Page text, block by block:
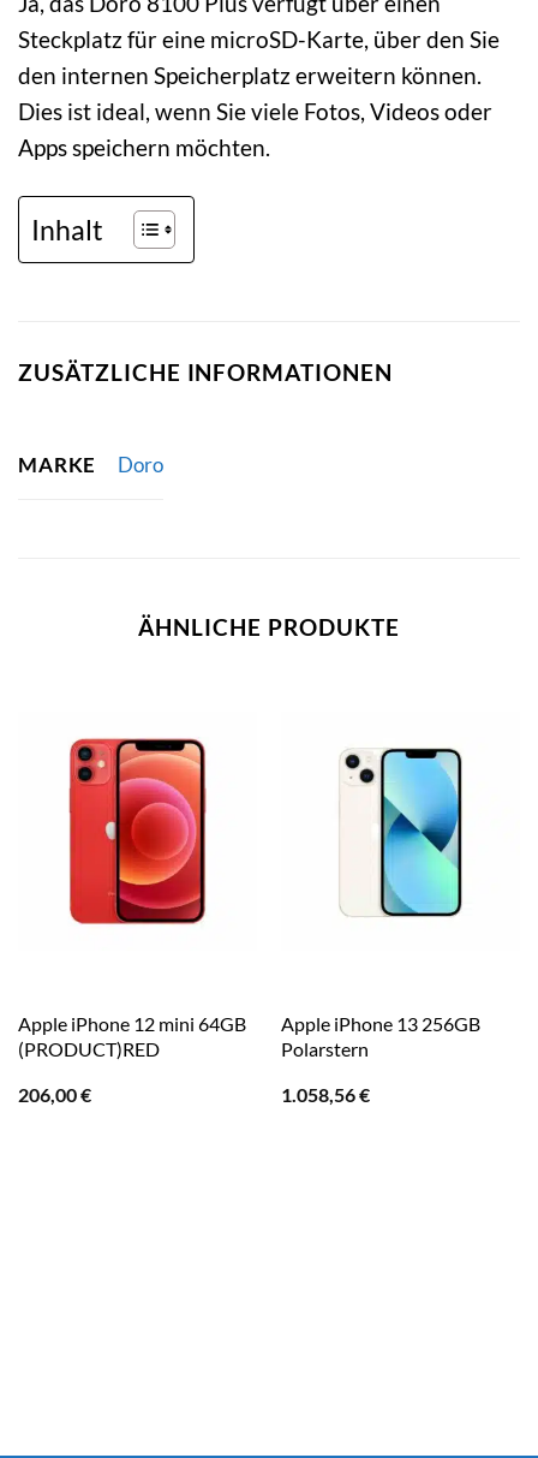
Steckplatz für eine microSD-Karte, über den Sie
den internen Speicherplatz erweitern können.
Dies ist ideal, wenn Sie viele Fotos, Videos oder
Apps speichern möchten.
Inhalt
ZUSÄTZLICHE INFORMATIONEN
MARKE Doro
ÄHNLICHE PRODUKTE
Apple iPhone 12 mini 64GB
(PRODUCT)RED
206,00€
Apple iPhone 13 256GB
Polarstern
1.058,56€